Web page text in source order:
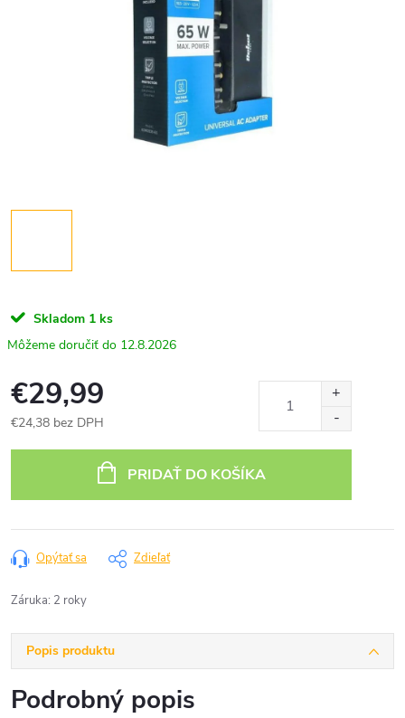
Skladom 1 ks
12.8.2026
€29,99
€24,38 bez DPH
PRIDAŤ DO KOŠÍKA
Opýtať sa Zdieľať
Záruka: 2 roky
Popis produktu
Podrobný popis